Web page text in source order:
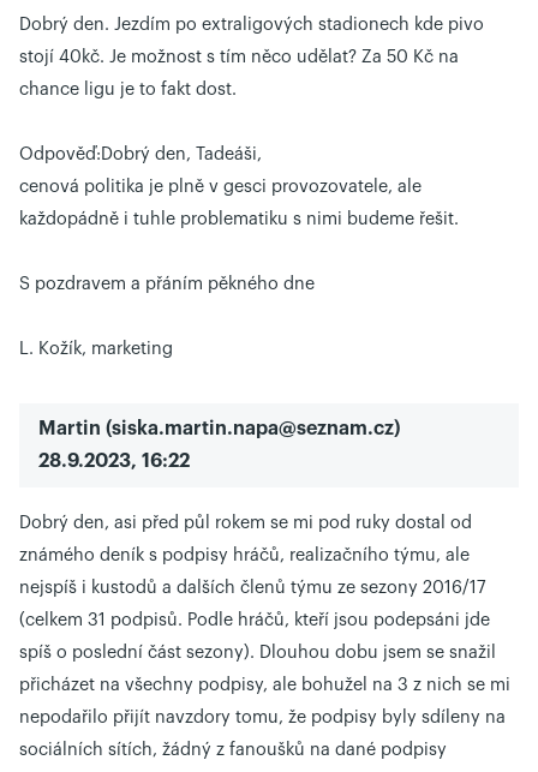
Dobrý den. Jezdím po extraligových stadionech kde pivo
stojí 40kč. Je možnost s tím něco udělat? Za 50 Kč na
chance ligu je to fakt dost.
Odpověď: Dobrý den, Tadeáši,
cenová politika je plně v gesci provozovatele, ale
každopádně i tuhle problematiku s nimi budeme řešit.
S pozdravem a přáním pěkného dne
L. Kožík, marketing
Martin (siska.martin.napa@seznam.cz)
28.9.2023, 16:22
Dobrý den, asi před půl rokem se mi pod ruky dostal od
známého deník s podpisy hráčů, realizačního týmu, ale
nejspíš i kustodů a dalších členů týmu ze sezony 2016/17
(celkem 31 podpisů. Podle hráčů, kteří jsou podepsáni jde
spíš o poslední část sezony). Dlouhou dobu jsem se snažil
přicházet na všechny podpisy, ale bohužel na 3 z nich se mi
nepodařilo přijít navzdory tomu, že podpisy byly sdíleny na
sociálních sítích, žádný z fanoušků na dané podpisy